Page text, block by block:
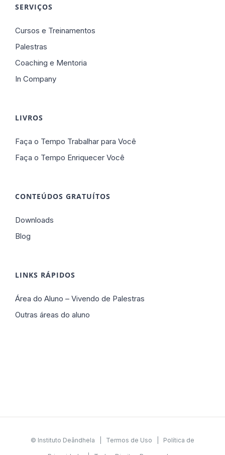
SERVIÇOS
Cursos e Treinamentos
Palestras
Coaching e Mentoria
In Company
LIVROS
Faça o Tempo Trabalhar para Você
Faça o Tempo Enriquecer Você
CONTEÚDOS GRATUÍTOS
Downloads
Blog
LINKS RÁPIDOS
Área do Aluno – Vivendo de Palestras
Outras áreas do aluno
© Instituto Deândhela | Termos de Uso Política de